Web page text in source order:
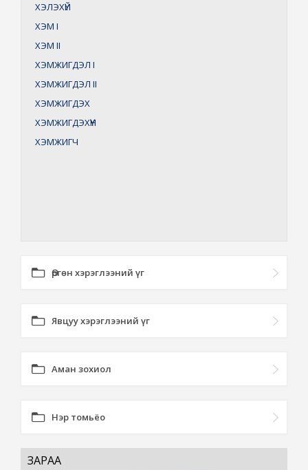
ХЭЛЭХҮЙ
ХЭМ I
ХЭМ II
ХЭМЖИГДЭЛ I
ХЭМЖИГДЭЛ II
ХЭМЖИГДЭХ
ХЭМЖИГДЭХҮҮН
ХЭМЖИГЧ
Өргөн хэрэглээний үг
Явцуу хэрэглээний үг
Аман зохиол
Нэр томьёо
ЗАРАА